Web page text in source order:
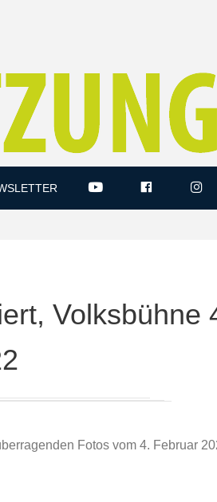
Volksbühne
Fotos vom 4. Februar